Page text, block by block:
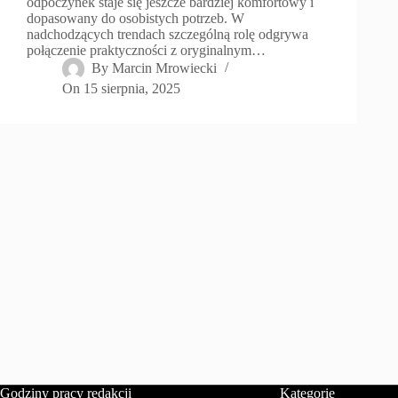
dopasowany do osobistych potrzeb. W
nadchodzących trendach szczególną rolę odgrywa
połączenie praktyczności z oryginalnym…
By Marcin Mrowiecki
On 15 sierpnia, 2025
Godziny pracy redakcji Kategorie